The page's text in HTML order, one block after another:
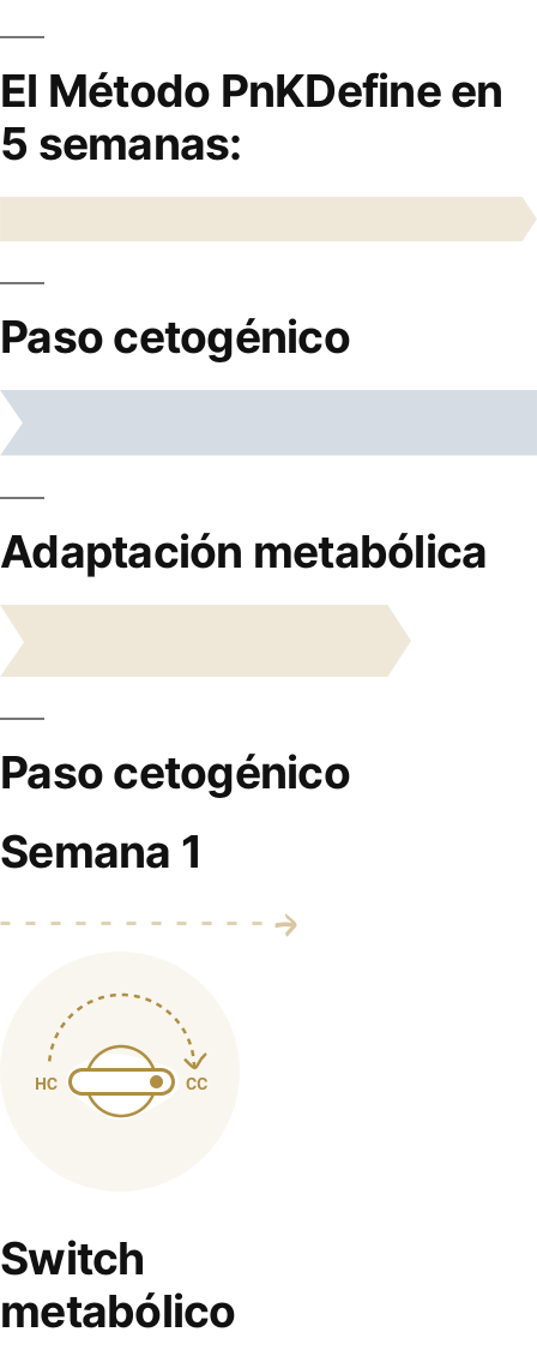
El Método PnKDefine en
5 semanas:
Paso cetogénico
Adaptación metabólica
Paso cetogénico
Semana 1
Switch
metabólico